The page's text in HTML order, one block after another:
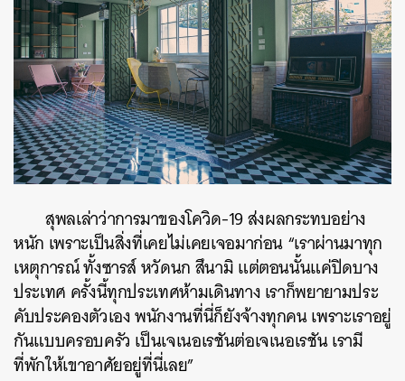
สุพลเล่าว่าการมาของโควิด-19 ส่งผลกระทบอย่าง
หนัก เพราะเป็นสิ่งที่เคยไม่เคยเจอมาก่อน “เราผ่านมาทุก
เหตุการณ์ ทั้งซารส์ หวัดนก สึนามิ แต่ตอนนั้นแค่ปิดบาง
ประเทศ ครั้งนี้ทุกประเทศห้ามเดินทาง เราก็พยายามประ
คับประคองตัวเอง พนักงานที่นี่ก็ยังจ้างทุกคน เพราะเราอยู่
กันแบบครอบครัว เป็นเจเนอเรชันต่อเจเนอเรชัน เรามี
ที่พักให้เขาอาศัยอยู่ที่นี่เลย”